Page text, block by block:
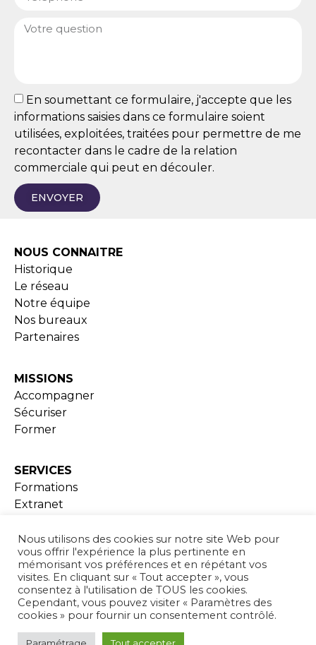
En soumettant ce formulaire, j'accepte que les
informations saisies dans ce formulaire soient
utilisées, exploitées, traitées pour permettre de me
recontacter dans le cadre de la relation
commerciale qui peut en découler.
ENVOYER
NOUS CONNAITRE
Historique
Le réseau
Notre équipe
Nos bureaux
Partenaires
MISSIONS
Accompagner
Sécuriser
Former
SERVICES
Formations
Extranet
ADHESION
ACTUALITÉS
Nous utilisons des cookies sur notre site Web pour
vous offrir l'expérience la plus pertinente en
mémorisant vos préférences et en répétant vos
visites. En cliquant sur « Tout accepter », vous
consentez à l'utilisation de TOUS les cookies.
Cependant, vous pouvez visiter « Paramètres des
cookies » pour fournir un consentement contrôlé.